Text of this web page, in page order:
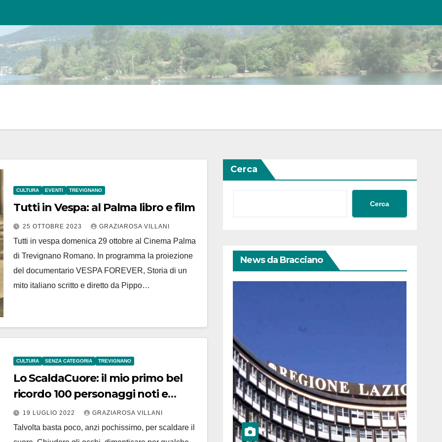
CULTURA EVENTI TREVIGNANO
Tutti in Vespa: al Palma libro e film
25 OTTOBRE 2023 GRAZIAROSA VILLANI
Tutti in vespa domenica 29 ottobre al Cinema Palma
di Trevignano Romano. In programma la proiezione
del documentario VESPA FOREVER, Storia di un
mito italiano scritto e diretto da Pippo…
CULTURA SENZA CATEGORIA TREVIGNANO
Lo ScaldaCuore: il mio primo bel
ricordo 100 personaggi noti e
meno noti raccontano di Paola
Scarsi
19 LUGLIO 2022 GRAZIAROSA VILLANI
Talvolta basta poco, anzi pochissimo, per scaldare il
Cerca
Cerca
News da Bracciano